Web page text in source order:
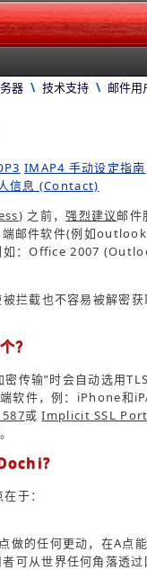
器 \ 技术支持 \ 邮件用
IMAP4 手动设定指南
信息 (Contact)
) 之前，强烈建议邮件
邮件软件(例如
：Office 2007
拦截也不容易被解密
？
传输”时会自动选用
软件，例：iPhone和
或Implicit SSL
于：
做的任何更动，在A点
可从世界任何角落透过